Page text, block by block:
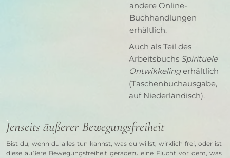
andere Online-
Buchhandlungen
erhältlich.
Auch als Teil des
Arbeitsbuchs Spirituele
Ontwikkelingerhältlich
(Taschenbuchausgabe,
auf Niederländisch).
Jenseits äußerer Bewegungsfreiheit
Bist du, wenn du alles tun kannst, was du willst, wirklich frei, oder ist
diese äußere Bewegungsfreiheit geradezu eine Flucht vor dem, was